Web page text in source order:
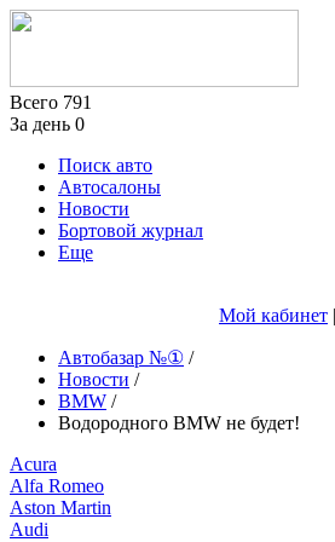
Всего 791
За день 0
Поиск авто
Автосалоны
Новости
Бортовой журнал
Еще
Мой кабинет |
Автобазар №① /
Новости /
BMW /
Водородного BMW не будет!
Acura
Alfa Romeo
Aston Martin
Audi